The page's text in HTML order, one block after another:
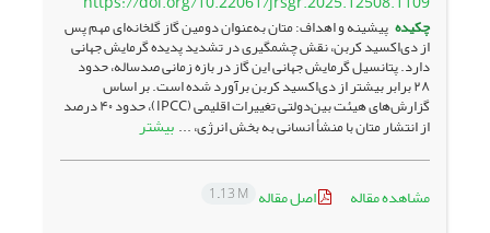
چکیده پیشینه و اهداف: متان به‌عنوان دومین گاز گلخانه‌ای مهم پس
از دی‌اکسید کربن، نقش چشمگیری در تشدید پدیده گرمایش جهانی
دارد. پتانسیل گرمایش جهانی این گاز در بازه زمانی صدساله، حدود
۲۸ برابر بیشتر از دی‌اکسید کربن برآورد شده است. بر اساس
گزارش‌های هیئت بین‌دولتی تغییرات اقلیمی (IPCC)، حدود ۴۰ درصد
از انتشار متان با منشأ انسانی به بخش انرژی، ... بیشتر
مشاهده مقاله اصل مقاله 1.13 M